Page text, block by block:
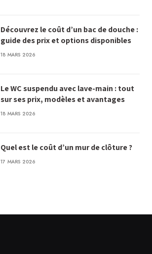
Découvrez le coût d’un bac de douche :
guide des prix et options disponibles
18 MARS 2026
Le WC suspendu avec lave-main : tout
sur ses prix, modèles et avantages
18 MARS 2026
Quel est le coût d’un mur de clôture ?
17 MARS 2026